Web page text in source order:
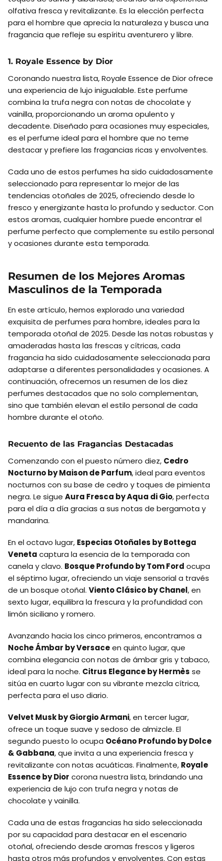
olfativa fresca y revitalizante. Es la elección perfecta
para el hombre que aprecia la naturaleza y busca una
fragancia que refleje su espíritu aventurero y libre.
1. Royale Essence by Dior
Coronando nuestra lista, Royale Essence de Dior ofrece
una experiencia de lujo inigualable. Este perfume
combina la trufa negra con notas de chocolate y
vainilla, proporcionando un aroma opulento y
decadente. Diseñado para ocasiones muy especiales,
es el perfume ideal para el hombre que no teme
destacar y prefiere las fragancias ricas y envolventes.
Cada uno de estos perfumes ha sido cuidadosamente
seleccionado para representar lo mejor de las
tendencias otoñales de 2025, ofreciendo desde lo
fresco y energizante hasta lo profundo y seductor. Con
estos aromas, cualquier hombre puede encontrar el
perfume perfecto que complemente su estilo personal
y ocasiones durante esta temporada.
Resumen de los Mejores Aromas
Masculinos de la Temporada
En este artículo, hemos explorado una variedad
exquisita de perfumes para hombre, ideales para la
temporada otoñal de 2025. Desde las notas robustas y
amaderadas hasta las frescas y cítricas, cada
fragancia ha sido cuidadosamente seleccionada para
adaptarse a diferentes personalidades y ocasiones. A
continuación, ofrecemos un resumen de los diez
perfumes destacados que no solo complementan,
sino que también elevan el estilo personal de cada
hombre durante el otoño.
Recuento de las Fragancias Destacadas
Comenzando con el puesto número diez, Cedro
Nocturno by Maison de Parfum, ideal para eventos
nocturnos con su base de cedro y toques de pimienta
negra. Le sigue Aura Fresca by Aqua di Gio, perfecta
para el día a día gracias a sus notas de bergamota y
mandarina.
En el octavo lugar, Especias Otoñales by Bottega
Veneta captura la esencia de la temporada con
canela y clavo. Bosque Profundo by Tom Ford ocupa
el séptimo lugar, ofreciendo un viaje sensorial a través
de un bosque otoñal. Viento Clásico by Chanel, en
sexto lugar, equilibra la frescura y la profundidad con
limón siciliano y romero.
Avanzando hacia los cinco primeros, encontramos a
Noche Ámbar by Versaceen quinto lugar, que
combina elegancia con notas de ámbar gris y tabaco,
ideal para la noche. Citrus Elegance by Hermès se
sitúa en cuarto lugar con su vibrante mezcla cítrica,
perfecta para el uso diario.
Velvet Musk by Giorgio Armani, en tercer lugar,
ofrece un toque suave y sedoso de almizcle. El
segundo puesto lo ocupa Océano Profundo by Dolce
& Gabbana, que invita a una experiencia fresca y
revitalizante con notas acuáticas. Finalmente, Royale
Essence by Dior corona nuestra lista, brindando una
experiencia de lujo con trufa negra y notas de
chocolate y vainilla.
Cada una de estas fragancias ha sido seleccionada
por su capacidad para destacar en el escenario
otoñal, ofreciendo desde aromas frescos y ligeros
hasta otros más profundos y envolventes. Con estas